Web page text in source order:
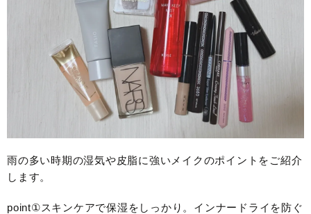
雨の多い時期の湿気や皮脂に強いメイクのポイントをご紹介
します。
point①スキンケアで保湿をしっかり。インナードライを防ぐ